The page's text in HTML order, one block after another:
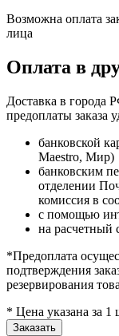
Возможна оплата
лица
Оплата в
Доставка в города
предоплаты заказа
банковской
Maestro, Мир)
банковским
отделении
комиссия в
с помощью
на расчетный
*Предоплата
подтверждения
резервирования
* Цена указана за 1
Заказать